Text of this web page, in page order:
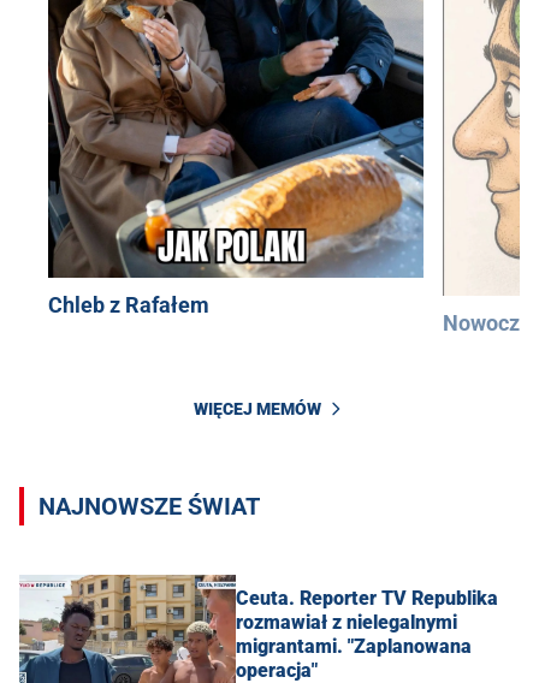
Chleb z Rafałem
WIĘCEJ MEMÓW
NAJNOWSZE ŚWIAT
Ceuta. Reporter TV Republika
rozmawiał z nielegalnymi
migrantami. "Zaplanowana
operacja"